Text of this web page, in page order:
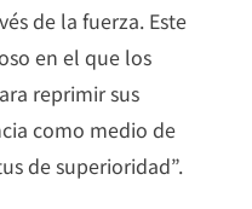
de la fuerza. Este
en el que los
reprimir sus
como medio de
de superioridad”.